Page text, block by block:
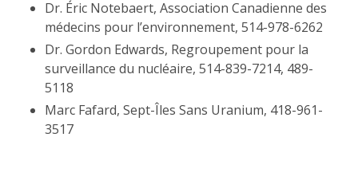
Dr. Éric Notebaert, Association Canadienne des
médecins pour l’environnement, 514-978-6262
Dr. Gordon Edwards, Regroupement pour la
surveillance du nucléaire, 514-839-7214, 489-
5118
Marc Fafard, Sept-Îles Sans Uranium, 418-961-
3517